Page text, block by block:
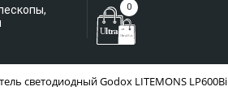
0
светодиодный Godox LITEMONS LP600Bi